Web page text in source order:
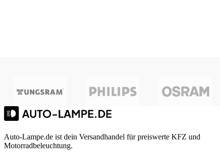
Auto-Lampe.de ist dein Versandhandel für preiswerte KFZ und
Motorradbeleuchtung.